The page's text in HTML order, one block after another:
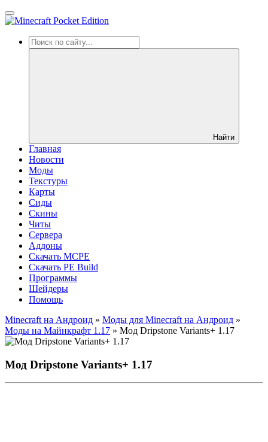
Найти
Главная
Новости
Моды
Текстуры
Карты
Сиды
Cкины
Читы
Сервера
Аддоны
Скачать MCPE
Скачать PE Build
Программы
Шейдеры
Помощь
Minecraft на Андроид » Моды для Minecraft на Андроид »
Моды на Майнкрафт 1.17 » Мод Dripstone Variants+ 1.17
Мод Dripstone Variants+ 1.17